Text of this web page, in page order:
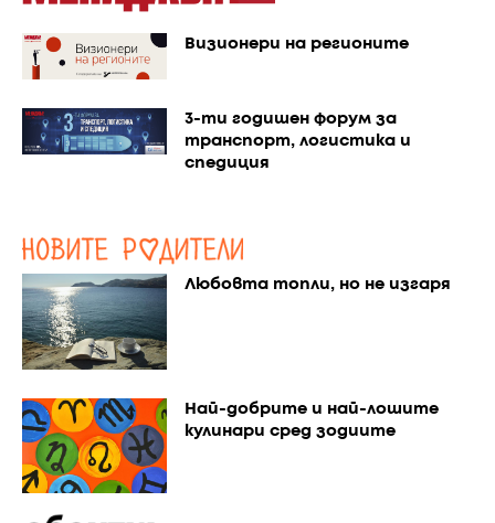
Визионери на регионите
3-ти годишен форум за
транспорт, логистика и
спедиция
Любовта топли, но не изгаря
Най-добрите и най-лошите
кулинари сред зодиите